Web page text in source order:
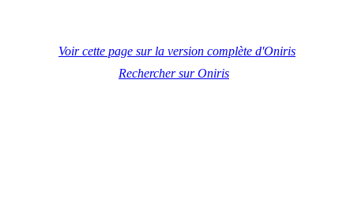
Voir cette page sur la version complète d'Oniris
Rechercher sur Oniris